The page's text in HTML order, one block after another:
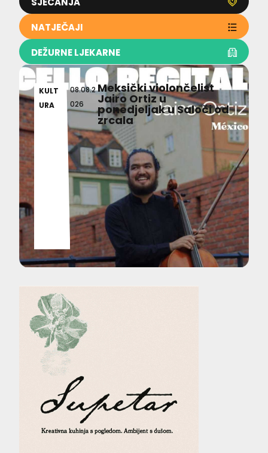
NATJEČAJI
DEŽURNE LJEKARNE
KULT
URA
08.08.2
026
Meksički violončelist
Jairo Ortiz u
ponedjeljak u Saloči od
zrcala